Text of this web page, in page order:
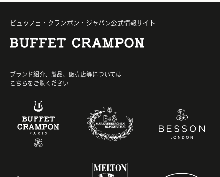
ビュッフェ・クランポン・ジャパン公式情報サイト
ブランド紹介、製品、販売店等については
こちらをご覧ください